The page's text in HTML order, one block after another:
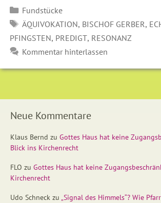
Kategorien
Fundstücke
SCHLAGWÖRTER
ÄQUIVOKATION, BISCHOF GERBER,
PFINGSTEN, PREDIGT, RESONANZ
Kommentar hinterlassen
Neue Kommentare
Klaus Bernd zu Gottes Haus hat keine
Blick ins Kirchenrecht
FLO zu Gottes Haus hat keine
Kirchenrecht
Udo Schneck zu „Signal des Himmels“? Wie